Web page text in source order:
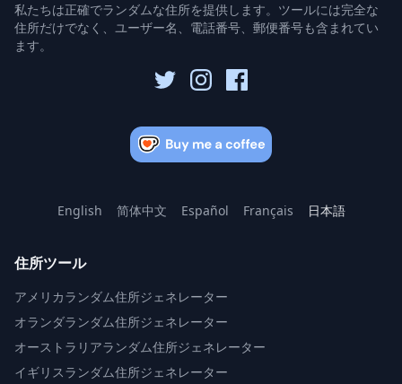
私たちは正確でランダムな住所を提供します。ツールには完全な
住所だけでなく、ユーザー名、電話番号、郵便番号も含まれてい
ます。
English 简体中文 Español Français 日本語
住所ツール
アメリカランダム住所ジェネレーター
オランダランダム住所ジェネレーター
オーストラリアランダム住所ジェネレーター
イギリスランダム住所ジェネレーター